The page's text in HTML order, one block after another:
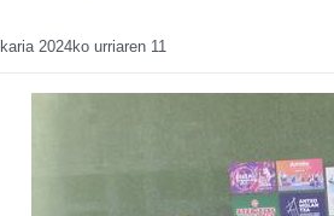
2024ko urriaren 11